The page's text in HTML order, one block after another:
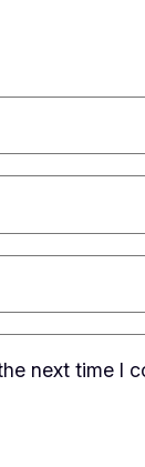
next time I